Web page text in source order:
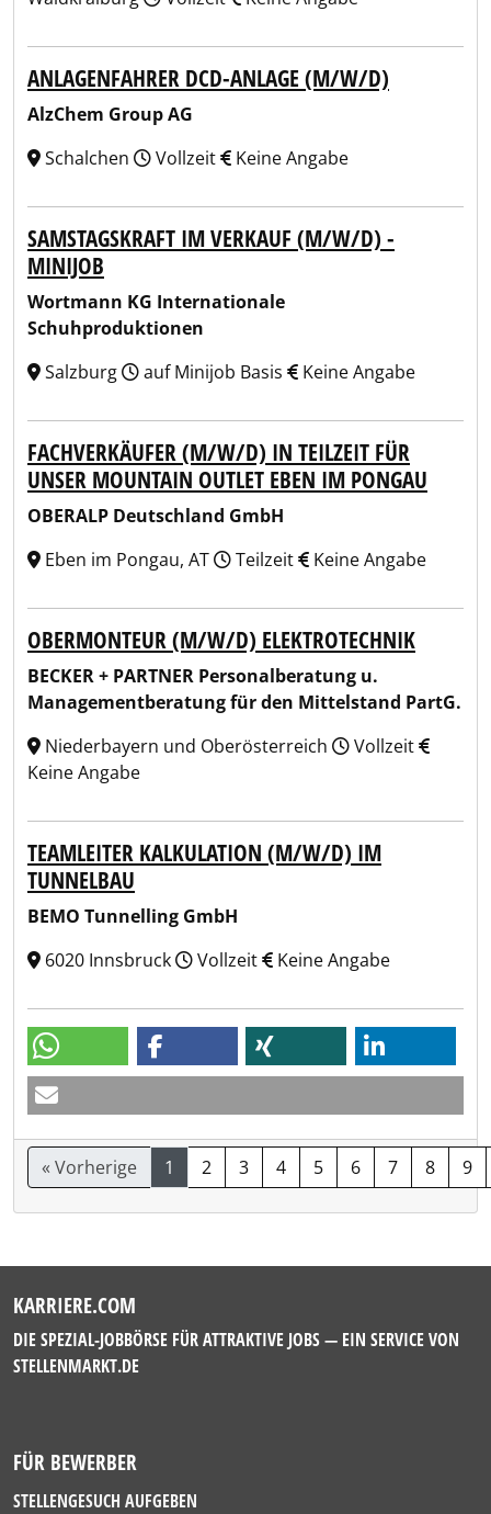
ANLAGENFAHRER DCD-ANLAGE (M/W/D)
AlzChem Group AG
Schalchen
Vollzeit Keine Angabe
SAMSTAGSKRAFT IM VERKAUF (M/W/D) -
MINIJOB
Wortmann KG Internationale
Schuhproduktionen
Salzburg
auf Minijob Basis Keine Angabe
FACHVERKÄUFER (M/W/D) IN TEILZEIT FÜR
UNSER MOUNTAIN OUTLET EBEN IM PONGAU
OBERALP Deutschland GmbH
Eben im Pongau, AT
Teilzeit Keine Angabe
OBERMONTEUR (M/W/D) ELEKTROTECHNIK
BECKER + PARTNER Personalberatung u.
Managementberatung für den Mittelstand PartG.
Niederbayern und Oberösterreich
Vollzeit
Keine Angabe
TEAMLEITER KALKULATION (M/W/D) IM
TUNNELBAU
BEMO Tunnelling GmbH
6020 Innsbruck
Vollzeit Keine Angabe
« Vorherige 1 2 3 4 5 6 7 8 9
KARRIERE.COM
DIE SPEZIAL-JOBBÖRSE FÜR ATTRAKTIVE JOBS — EIN SERVICE VON
STELLENMARKT.DE
FÜR BEWERBER
STELLENGESUCH AUFGEBEN